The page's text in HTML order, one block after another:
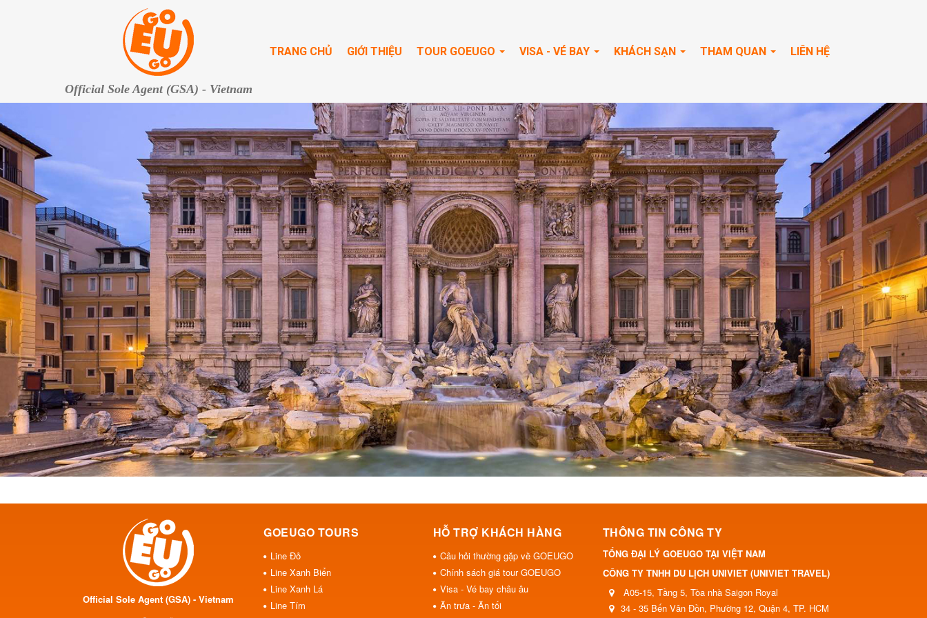
Official Sole Agent (GSA) - Vietnam
TRANG CHỦ GIỚI THIỆU TOUR GOEUGO VISA - VÉ BAY KHÁCH SẠN THAM QUAN LIÊN HỆ
Official Sole Agent (GSA) - Vietnam
GOEUGO TOURS
Line Đỏ
Line Xanh Biển
Line Xanh Lá
Line Tím
HỖ TRỢ KHÁCH HÀNG
Câu hỏi thường gặp về GOEUGO
Chính sách giá tour GOEUGO
Visa - Vé bay châu âu
Ăn trưa - Ăn tối
THÔNG TIN CÔNG TY
TỔNG ĐẠI LÝ GOEUGO TẠI VIỆT NAM
CÔNG TY TNHH DU LỊCH UNIVIET (UNIVIET TRAVEL)
A05-15, Tầng 5, Tòa nhà Saigon Royal
34 - 35 Bến Vân Đồn, Phường 12, Quận 4, TP. HCM